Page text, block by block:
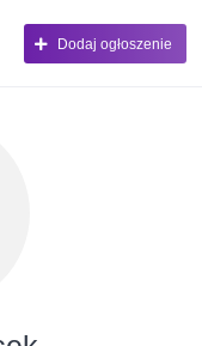
Dodaj ogłoszenie